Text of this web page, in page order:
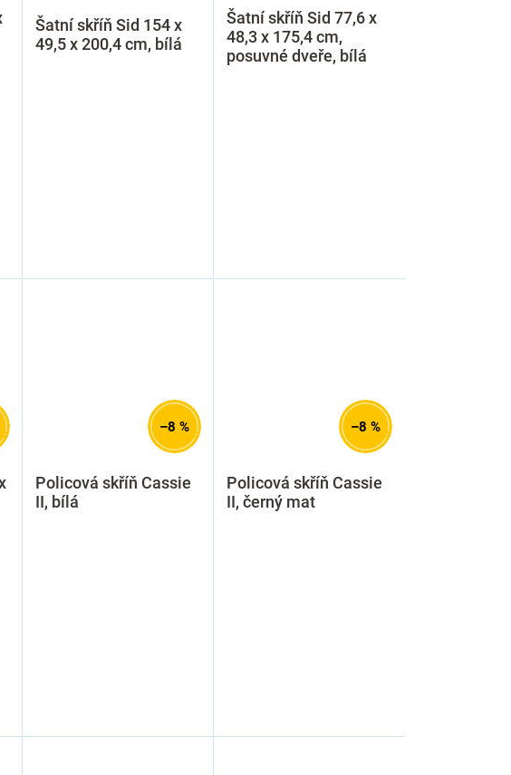
Šatní skříň Sid 154 x
49,5 x 200,4 cm, bílá
Šatní skříň Sid 77,6 x
48,3 x 175,4 cm,
posuvné dveře, bílá
–8 %
Policová skříň Cassie
II, bílá
–8 %
Policová skříň Cassie
II, černý mat